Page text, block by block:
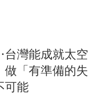
灣能成就太空
做「有準備的失
可能